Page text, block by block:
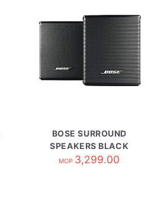
BOSE SURROUND
SPEAKERS BLACK
MOP 3,299.00